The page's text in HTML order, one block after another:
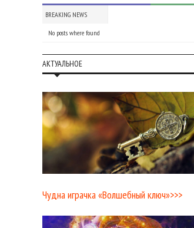
BREAKING NEWS
No posts where found
АКТУАЛЬНОЕ
Чудна играчка «Волшебный ключ»>>>